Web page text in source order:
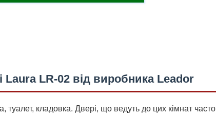
Laura LR-02 від виробника Leador
туалет, кладовка. Двері, що ведуть до цих кімнат часто